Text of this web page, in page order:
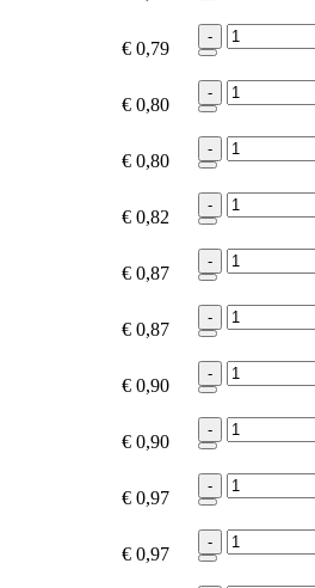
€ 0,79
-
€ 0,80
-
€ 0,80
-
€ 0,82
-
€ 0,87
-
€ 0,87
-
€ 0,90
-
€ 0,90
-
€ 0,97
-
€ 0,97
-